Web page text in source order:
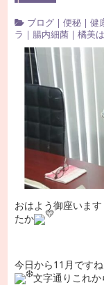
ブログ| 便秘| 健
ラ | 腸内細菌 | 橘美
おはよう御座いま
たか
今日から11月です
文字通りこれか